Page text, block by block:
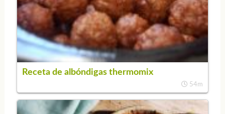
Receta de albóndigas thermomix
54m